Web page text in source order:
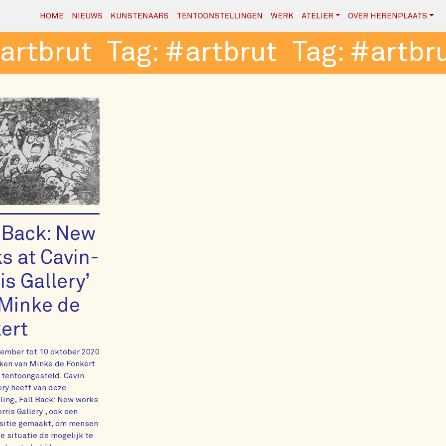
HOME NIEUWS KUNSTENAARS TENTOONSTELLINGEN WERK ATELIER OVER HERENPLAATS
Tag: #artbrut Tag:
New
at Cavin-
Gallery’
de
tot 10 oktober 2020
van Minke de Fonkert
tentoongesteld. Cavin
heeft van deze
Fall Back: New works
Gallery , ook een
gemaakt, om mensen
situatie de mogelijk te